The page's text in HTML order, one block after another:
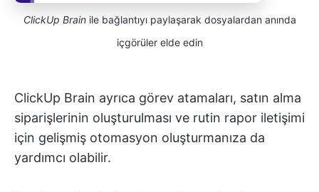
ClickUp Brainile bağlantıyı paylaşarak dosyalardan anında
içgörüler elde edin
ClickUp Brain ayrıca görev atamaları, satın alma
siparişlerinin oluşturulması ve rutin rapor iletişimi
için gelişmiş otomasyon oluşturmanıza da
yardımcı olabilir.